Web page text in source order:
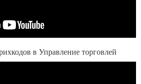
в Управление торговлей